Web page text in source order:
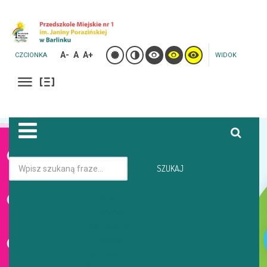
CZCIONKA A- A A+ WIDOK
SZUKAJ
Jesteś tutaj:Strona główna
GRUPA PSZCZÓŁKI NA WYCIECZCE W LESIE -KRYŃ